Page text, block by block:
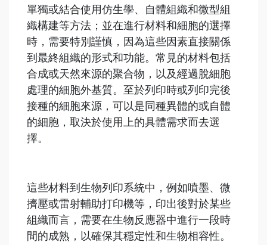
單獨或結合使用仿生學、自體組織和微型組
織構建等方法；並在進行材料和細胞的選擇
時，需要特別謹慎，因為這些因素直接關係
到最終組織的形式和功能。常見的材料包括
合成或天然來源的聚合物，以及經過脫細胞
處理的細胞外基質。至於列印時或列印完後
接種的細胞來源，可以是同種異體的或自體
的細胞，取決於使用上的具體需求而去選
擇。
這些材料到生物列印系統中，例如噴墨、微
擠壓或雷射輔助打印機等，印出後對於某些
組織而言，需要在生物反應器中進行一段時
間的成熟，以確保其穩定性和生物相容性。